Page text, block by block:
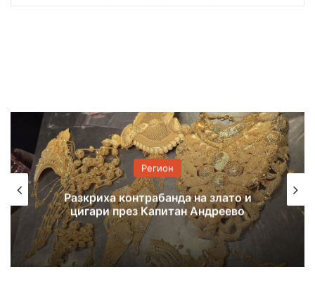
Регион
7 екипа гасиха пожар, тръгнал от
балиране на слама